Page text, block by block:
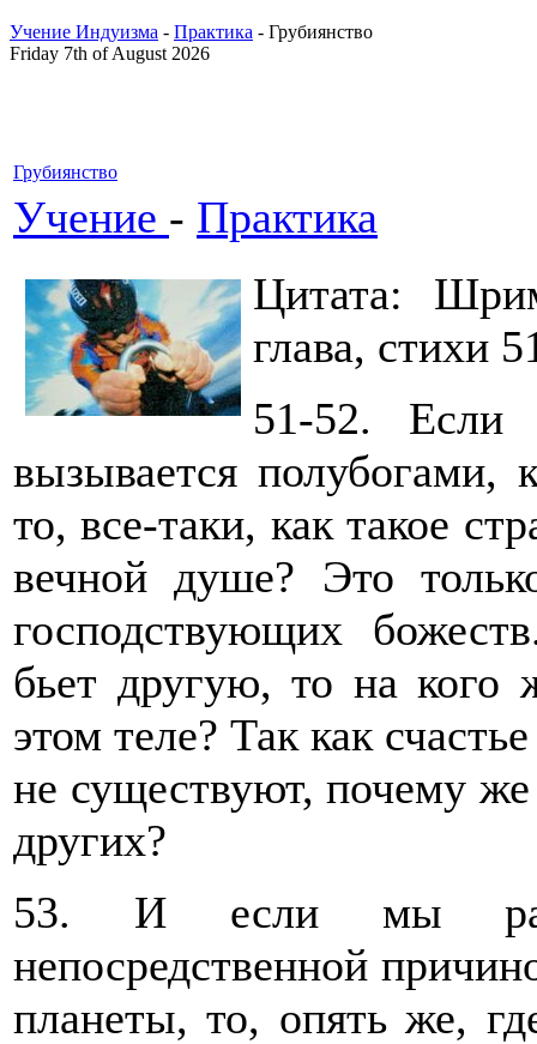
Учение Индуизма - Практика - Грубиянство
Friday 7th of August 2026
Грубиянство
Учение - Практика
Цитата:
глава, стихи
51-52. Если
вызывается полубогами,
то, все-таки, как такое
вечной душе? Это
господствующих
бьет другую, то на кого
этом теле? Так как
не существуют, почему
других?
53. И если мы
непосредственной
планеты, то, опять же,